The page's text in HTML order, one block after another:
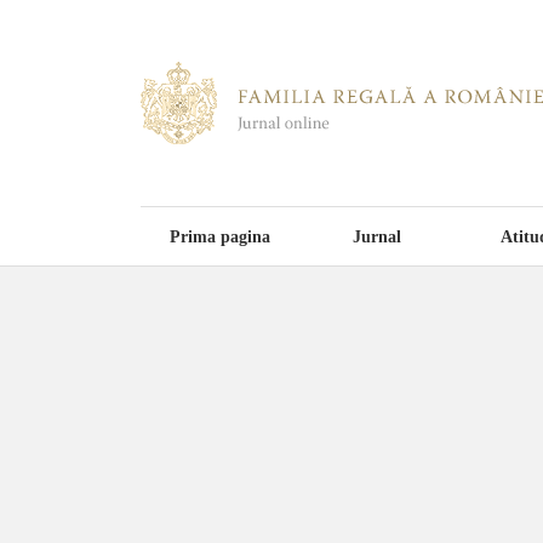
Prima pagina Jurnal